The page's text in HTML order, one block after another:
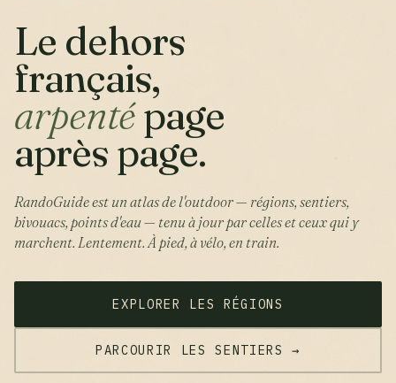
Le dehors
français,
arpentépage
après page.
RandoGuide est un atlas de l'outdoor — régions, sentiers,
bivouacs, points d'eau — tenu à jour par celles et ceux qui y
marchent. Lentement. À pied, à vélo, en train.
EXPLORER LES RÉGIONS
PARCOURIR LES SENTIERS →